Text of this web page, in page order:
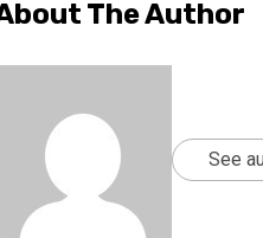
The Author
See